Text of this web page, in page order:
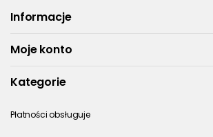
Informacje
Moje konto
Kategorie
Płatności obsługuje